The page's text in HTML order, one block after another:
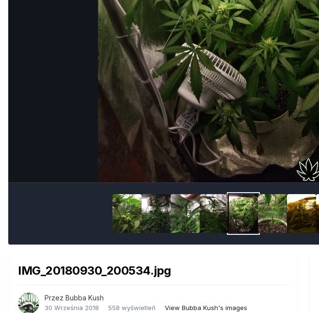
IMG_20180930_200534.jpg
Przez Bubba Kush
30 Września 2018 558 wyświetleń View Bubba Kush's images